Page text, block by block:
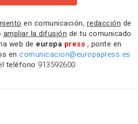
en comunicación, redacción de
ampliar la difusión de tu comunicado
web de europa press , ponte en
en comunicacion@europapress.es
teléfono 913592600